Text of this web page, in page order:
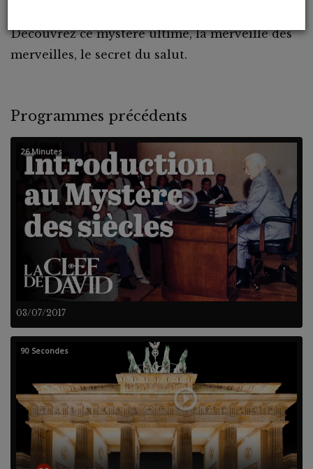
Découvrez ce mystère ultime, la merveille des
merveilles, le secret du salut.
Programmes précédents
03/07/2017
26 Minutes
90 Secondes